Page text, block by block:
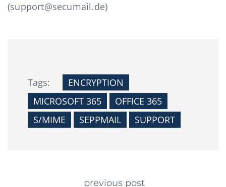
(support@secumail.de)
Tags:
ENCRYPTION
MICROSOFT 365
OFFICE 365
S/MIME
SEPPMAIL SUPPORT
previous post